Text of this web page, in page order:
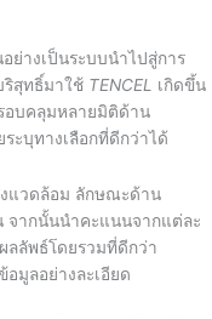
ย่างเป็นระบบนำไปสู่การ
ริสุทธิ์มาใช้ TENCEL เกิดขึ้น
อบคลุมหลายมิติด้าน
ะบุทางเลือกที่ดีกว่าได้
งแวดล้อม ลักษณะด้าน
จากนั้นนำคะแนนจากแต่ละ
ลลัพธ์โดยรวมที่ดีกว่า
มูลอย่างละเอียด